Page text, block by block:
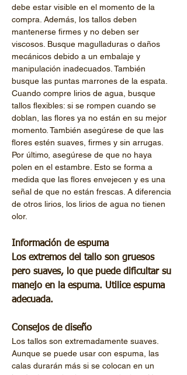
debe estar visible en el momento de la
compra. Además, los tallos deben
mantenerse firmes y no deben ser
viscosos. Busque magulladuras o daños
mecánicos debido a un embalaje y
manipulación inadecuados. También
busque las puntas marrones de la espata.
Cuando compre lirios de agua, busque
tallos flexibles: si se rompen cuando se
doblan, las flores ya no están en su mejor
momento. También asegúrese de que las
flores estén suaves, firmes y sin arrugas.
Por último, asegúrese de que no haya
polen en el estambre. Esto se forma a
medida que las flores envejecen y es una
señal de que no están frescas. A diferencia
de otros lirios, los lirios de agua no tienen
olor.
Información de espuma
Los extremos del tallo son gruesos
pero suaves, lo que puede dificultar su
manejo en la espuma. Utilice espuma
Consejos de diseño
Los tallos son extremadamente suaves.
Aunque se puede usar con espuma, las
calas durarán más si se colocan en un